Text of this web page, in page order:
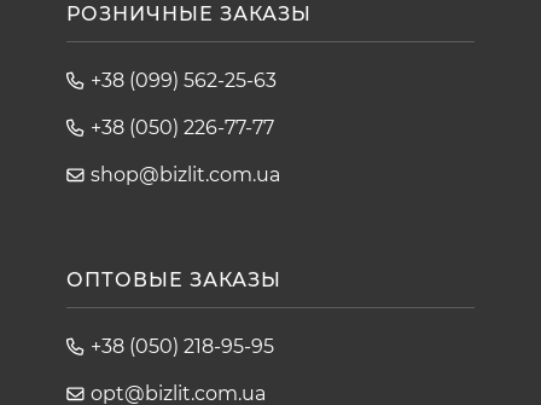
РОЗНИЧНЫЕ ЗАКАЗЫ
+38 (099) 562-25-63
+38 (050) 226-77-77
shop@bizlit.com.ua
ОПТОВЫЕ ЗАКАЗЫ
+38 (050) 218-95-95
opt@bizlit.com.ua